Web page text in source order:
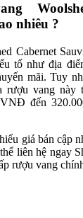
nhiêu ?
Cabernet
tố như địa
mãi. Tuy
rượu vang này
đến
giá bán cập
liên hệ ngay
rượu vang